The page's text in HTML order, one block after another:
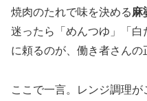
焼肉のたれで味を決める麻
迷ったら「めんつゆ」「
に頼るのが、働き者さんの
ここで一言。レンジ調理